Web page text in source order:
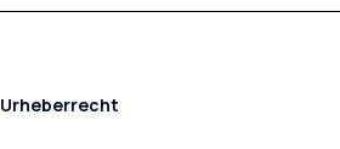
Urheberrecht